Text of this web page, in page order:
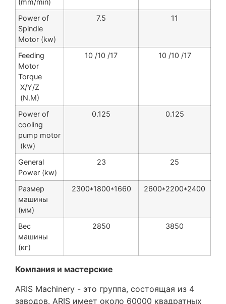
(mm/min)
Power of
Spindle
Motor (kw)
7.5 11
Feeding
Motor
Torque
X/Y/Z
(N.M)
10 /10 /17 10 /10 /17
Power of
cooling
pump motor
(kw)
0.125 0.125
General
Power (kw)
23 25
Размер
машины
(мм)
2300*1800*1660 2600*2200*2400
Вес
машины
(кг)
2850 3850
Компания и мастерские
ARIS Machinery - это группа, состоящая из 4
заводов. ARIS имеет около 60000 квадратных